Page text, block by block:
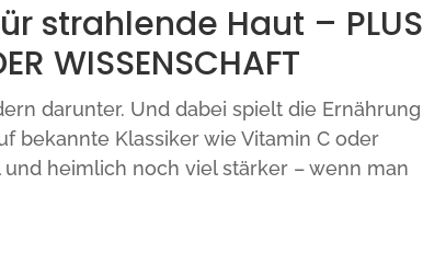
strahlende Haut – PLUS
WISSENSCHAFT
darunter. Und dabei spielt die Ernährung
bekannte Klassiker wie Vitamin C oder
heimlich noch viel stärker – wenn man